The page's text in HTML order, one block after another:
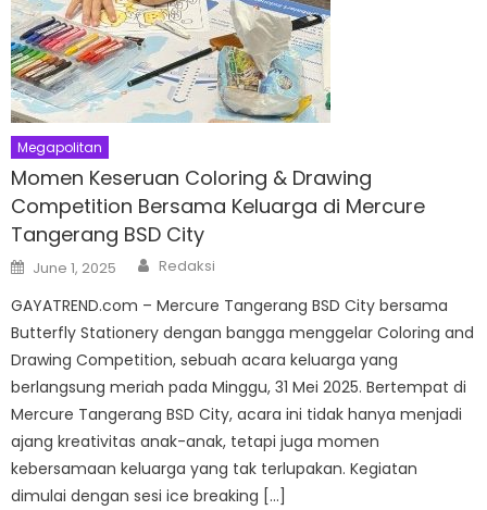
Megapolitan
Momen Keseruan Coloring & Drawing
Competition Bersama Keluarga di Mercure
Tangerang BSD City
Posted
on
June 1, 2025 Author
Redaksi
GAYATREND.com – Mercure Tangerang BSD City bersama
Butterfly Stationery dengan bangga menggelar Coloring and
Drawing Competition, sebuah acara keluarga yang
berlangsung meriah pada Minggu, 31 Mei 2025. Bertempat di
Mercure Tangerang BSD City, acara ini tidak hanya menjadi
ajang kreativitas anak-anak, tetapi juga momen
kebersamaan keluarga yang tak terlupakan. Kegiatan
dimulai dengan sesi ice breaking […]